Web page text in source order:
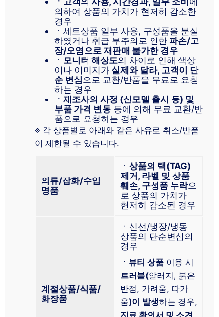
의하여 상품의 가치가 현저히 감소한
경우
ㆍ세트상품 일부 사용, 구성품을 분실
하였거나 취급 부주의로 인한 파손/고
장/오염으로 재판매 불가한 경우
ㆍ 모니터 해상도의 차이로 인해 색상
이나 이미지가 실제와 달라, 고객이 단
순 변심으로 교환/반품을 무료로 요청
하는 경우
ㆍ제조사의 사정 (신모델 출시 등) 및
부품 가격 변동 등에 의해 무료 교환/반
품으로 요청하는 경우
※ 각 상품별로 아래와 같은 사유로 취소/반품
이 제한될 수 있습니다.
의류/잡화/수입
명품
ㆍ 상품의 택(TAG)
제거, 라벨 및 상품
훼손, 구성품 누락으
로 상품의 가치가
현저히 감소된 경우
계절상품/식품/
화장품
ㆍ신선/냉장/냉동
상품의 단순변심의
경우
ㆍ뷰티 상품 이용 시
트러블(알러지, 붉은
반점, 가려움, 따가
움)이 발생하는 경우,